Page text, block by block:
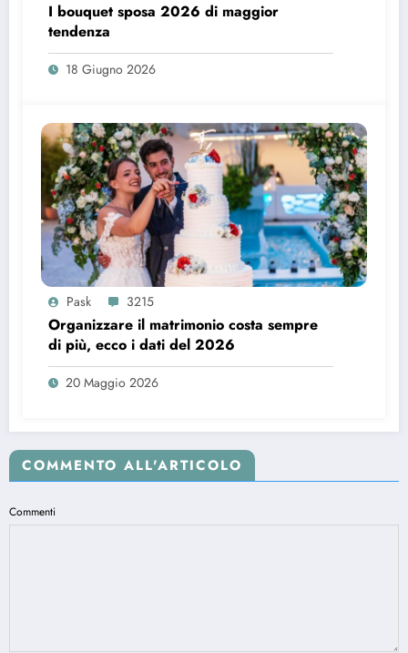
I bouquet sposa 2026 di maggior
tendenza
18 Giugno 2026
Pask 3215
Organizzare il matrimonio costa sempre
di più, ecco i dati del 2026
20 Maggio 2026
COMMENTO ALL'ARTICOLO
Commenti